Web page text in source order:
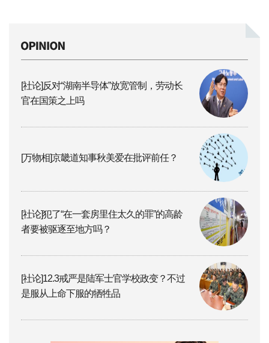
[社论]反对“湖南半导体”放宽管制，劳动长
官在国策之上吗
[万物相]京畿道知事秋美爱在批评前任？
[社论]犯了“在一套房里住太久的罪”的高龄
者要被驱逐至地方吗？
[社论]12.3戒严是陆军士官学校政变？不过
是服从上命下服的牺牲品